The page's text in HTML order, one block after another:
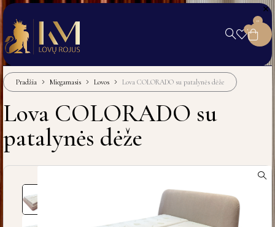
0
0
Pradžia Miegamasis Lovos Lova COLORADO su patalynės dėže
Lova COLORADO su
patalynės dėže